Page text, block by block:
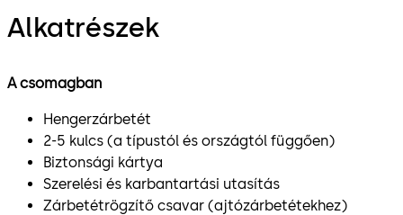
Alkatrészek
A csomagban
Hengerzárbetét
2-5 kulcs (a típustól és országtól függően)
Biztonsági kártya
Szerelési és karbantartási utasítás
Zárbetétrögzítő csavar (ajtózárbetétekhez)